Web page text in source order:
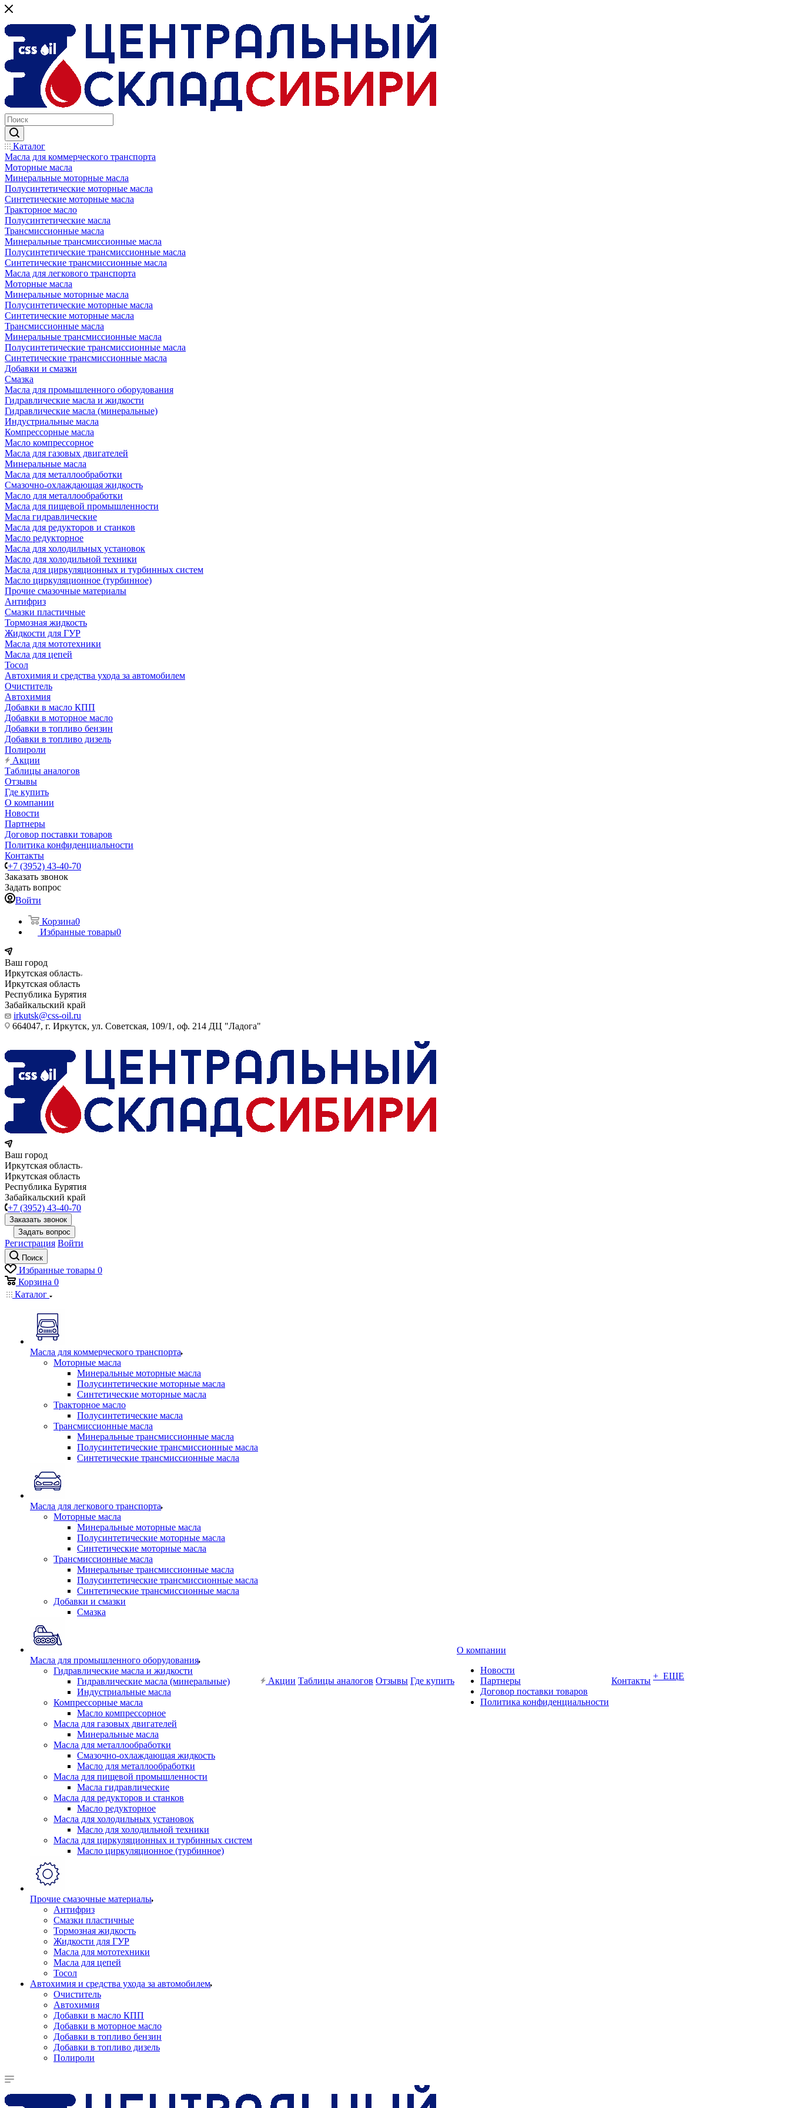
Каталог
Масла для коммерческого транспорта
Моторные масла
Минеральные моторные масла
Полусинтетические моторные масла
Синтетические моторные масла
Тракторное масло
Полусинтетические масла
Трансмиссионные масла
Минеральные трансмиссионные масла
Полусинтетические трансмиссионные масла
Синтетические трансмиссионные масла
Масла для легкового транспорта
Моторные масла
Минеральные моторные масла
Полусинтетические моторные масла
Синтетические моторные масла
Трансмиссионные масла
Минеральные трансмиссионные масла
Полусинтетические трансмиссионные масла
Синтетические трансмиссионные масла
Добавки и смазки
Смазка
Масла для промышленного оборудования
Гидравлические масла и жидкости
Гидравлические масла (минеральные)
Индустриальные масла
Компрессорные масла
Масло компрессорное
Масла для газовых двигателей
Минеральные масла
Масла для металлообработки
Смазочно-охлаждающая жидкость
Масло для металлообработки
Масла для пищевой промышленности
Масла гидравлические
Масла для редукторов и станков
Масло редукторное
Масла для холодильных установок
Масло для холодильной техники
Масла для циркуляционных и турбинных систем
Масло циркуляционное (турбинное)
Прочие смазочные материалы
Антифриз
Смазки пластичные
Тормозная жидкость
Жидкости для ГУР
Масла для мототехники
Масла для цепей
Тосол
Автохимия и средства ухода за автомобилем
Очиститель
Автохимия
Добавки в масло КПП
Добавки в моторное масло
Добавки в топливо бензин
Добавки в топливо дизель
Полироли
Акции
Таблицы аналогов
Отзывы
Где купить
О компании
Новости
Партнеры
Договор поставки товаров
Политика конфиденциальности
Контакты
+7 (3952) 43-40-70
Заказать звонок
Задать вопрос
Войти
Корзина0
Избранные товары0
Ваш город
Иркутская область
Иркутская область
Республика Бурятия
Забайкальский край
irkutsk@css-oil.ru
664047, г. Иркутск, ул. Советская, 109/1, оф. 214 ДЦ "Ладога"
Ваш город
Иркутская область
Иркутская область
Республика Бурятия
Забайкальский край
+7 (3952) 43-40-70
Заказать звонок
Задать вопрос
Регистрация Войти
Поиск
Избранные товары 0
Корзина 0
Каталог
Масла для коммерческого транспорта
Моторные масла
Минеральные моторные масла
Полусинтетические моторные масла
Синтетические моторные масла
Тракторное масло
Полусинтетические масла
Трансмиссионные масла
Минеральные трансмиссионные масла
Полусинтетические трансмиссионные масла
Синтетические трансмиссионные масла
Масла для легкового транспорта
Моторные масла
Минеральные моторные масла
Полусинтетические моторные масла
Синтетические моторные масла
Трансмиссионные масла
Минеральные трансмиссионные масла
Полусинтетические трансмиссионные масла
Синтетические трансмиссионные масла
Добавки и смазки
Смазка
Масла для промышленного оборудования
Гидравлические масла и жидкости
Гидравлические масла (минеральные)
Индустриальные масла
Компрессорные масла
Масло компрессорное
Масла для газовых двигателей
Минеральные масла
Масла для металлообработки
Смазочно-охлаждающая жидкость
Масло для металлообработки
Масла для пищевой промышленности
Масла гидравлические
Масла для редукторов и станков
Масло редукторное
Масла для холодильных установок
Масло для холодильной техники
Масла для циркуляционных и турбинных систем
Масло циркуляционное (турбинное)
Прочие смазочные материалы
Антифриз
Смазки пластичные
Тормозная жидкость
Жидкости для ГУР
Масла для мототехники
Масла для цепей
Тосол
Автохимия и средства ухода за автомобилем
Очиститель
Автохимия
Добавки в масло КПП
Добавки в моторное масло
Добавки в топливо бензин
Добавки в топливо дизель
Полироли
Акции Таблицы аналогов Отзывы Где купить
О компании
Новости
Партнеры
Договор поставки товаров
Политика конфиденциальности
Контакты + ЕЩЕ